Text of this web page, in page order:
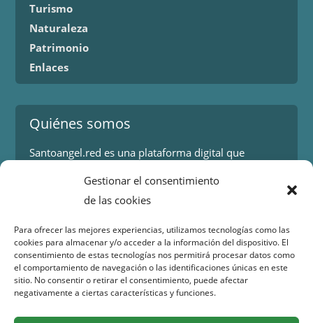
Gestionar el consentimiento
de las cookies
Para ofrecer las mejores experiencias, utilizamos tecnologías como las
cookies para almacenar y/o acceder a la información del dispositivo. El
consentimiento de estas tecnologías nos permitirá procesar datos como
el comportamiento de navegación o las identificaciones únicas en este
sitio. No consentir o retirar el consentimiento, puede afectar
negativamente a ciertas características y funciones.
Turismo
Naturaleza
Patrimonio
Enlaces
Quiénes somos
Santoangel.red es una plataforma digital que
Contacto
Isaac Peral 2
30151 Santo Ángel (Murcia)